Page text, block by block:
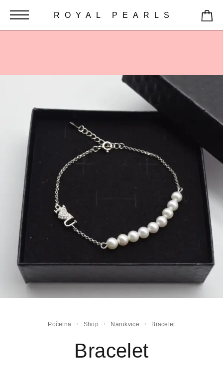
ROYAL PEARLS
Početna Shop Narukvice Bracelet
Bracelet